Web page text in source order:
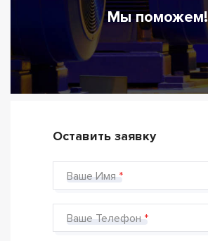
Мы поможем!
Оставить заявку
Ваше Имя
Ваше Телефон